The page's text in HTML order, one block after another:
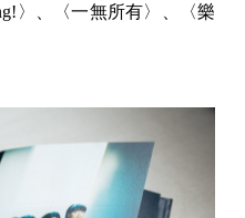
〉、〈一無所有〉、〈樂